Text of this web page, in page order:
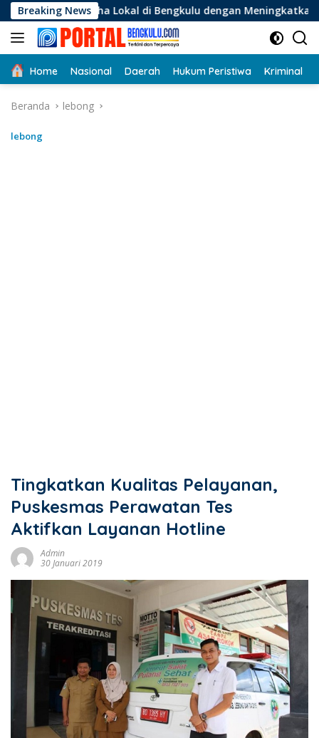
Langsung
ke
konten
Breaking News
Lokal di Bengkulu dengan Meningkatkan Ruang Publik
Home Nasional Daerah Hukum Peristiwa Kriminal
Beranda lebong
lebong
Tingkatkan Kualitas Pelayanan,
Puskesmas Perawatan Tes
Aktifkan Layanan Hotline
Admin
30 Januari 2019